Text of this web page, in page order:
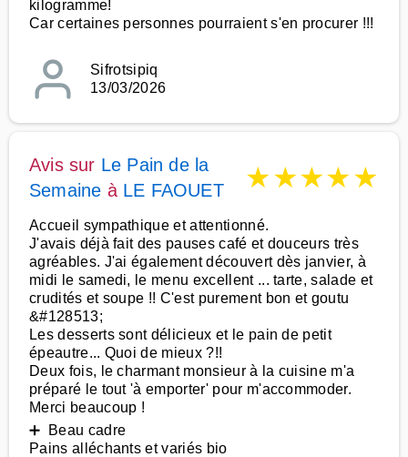
kilogramme!
Car certaines personnes pourraient s'en procurer !!!
Sifrotsipiq
13/03/2026
Avis sur Le Pain de la
Semaine à LE FAOUET ★★★★★
Accueil sympathique et attentionné.
J'avais déjà fait des pauses café et douceurs très
agréables. J'ai également découvert dès janvier, à
midi le samedi, le menu excellent ... tarte, salade et
crudités et soupe !! C'est purement bon et goutu
&#128513;
Les desserts sont délicieux et le pain de petit
épeautre... Quoi de mieux ?!!
Deux fois, le charmant monsieur à la cuisine m'a
préparé le tout 'à emporter' pour m'accommoder.
Merci beaucoup !
➕ Beau cadre
Pains alléchants et variés bio